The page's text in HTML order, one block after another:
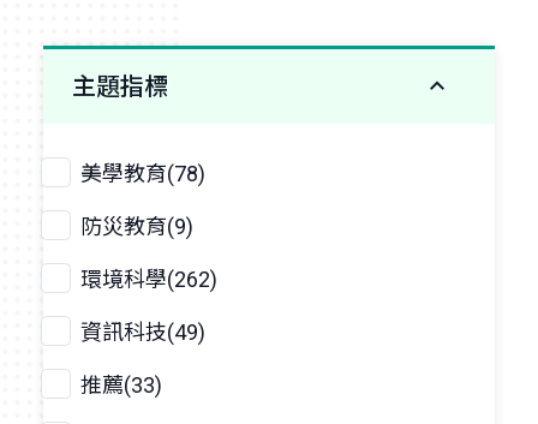
主題指標
美學教育(78)
防災教育(9)
環境科學(262)
資訊科技(49)
推薦(33)